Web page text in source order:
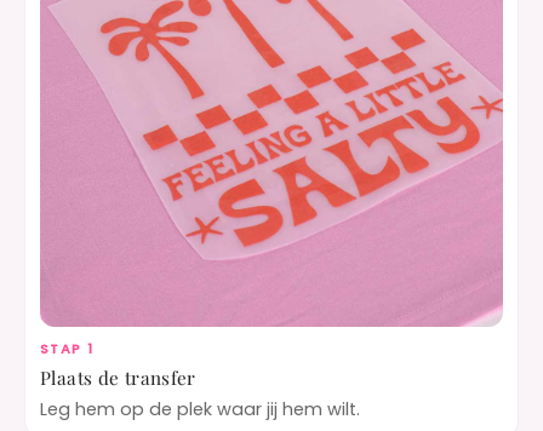
STAP 1
Plaats de transfer
Leg hem op de plek waar jij hem wilt.